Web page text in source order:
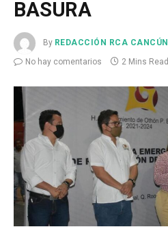
BASURA
By REDACCIÓN RCA CANCÚN
No hay comentarios
2 Mins Read